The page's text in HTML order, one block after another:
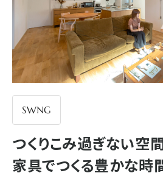
つくりこみ過ぎない空
家具でつくる豊かな時